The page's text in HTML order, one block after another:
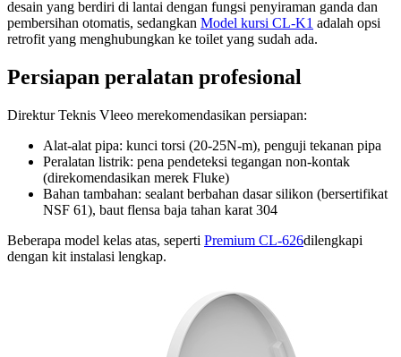
desain yang berdiri di lantai dengan fungsi penyiraman ganda dan
pembersihan otomatis, sedangkan Model kursi CL-K1 adalah opsi
retrofit yang menghubungkan ke toilet yang sudah ada.
Persiapan peralatan profesional
Direktur Teknis Vleeo merekomendasikan persiapan:
Alat-alat pipa: kunci torsi (20-25N-m), penguji tekanan pipa
Peralatan listrik: pena pendeteksi tegangan non-kontak
(direkomendasikan merek Fluke)
Bahan tambahan: sealant berbahan dasar silikon (bersertifikat
NSF 61), baut flensa baja tahan karat 304
Beberapa model kelas atas, seperti Premium CL-626dilengkapi
dengan kit instalasi lengkap.